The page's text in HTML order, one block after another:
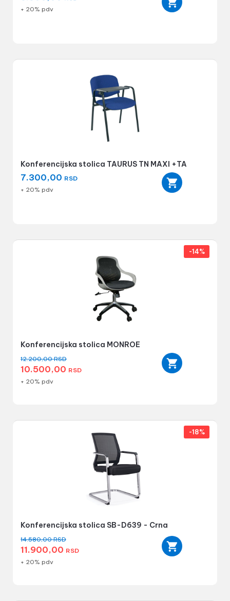
+ 20% pdv
Konferencijska stolica TAURUS TN MAXI +TA
7.300,00 RSD
+ 20% pdv
Konferencijska stolica MONROE
12.200,00RSD
10.500,00 RSD
-14%
+ 20% pdv
Konferencijska stolica SB-D639 - Crna
14.580,00RSD
11.900,00 RSD
-18%
+ 20% pdv